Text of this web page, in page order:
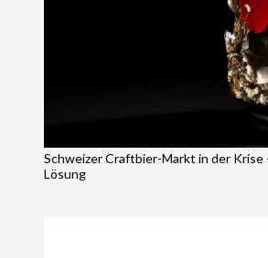
Schweizer Craftbier-Markt in der Krise
Lösung